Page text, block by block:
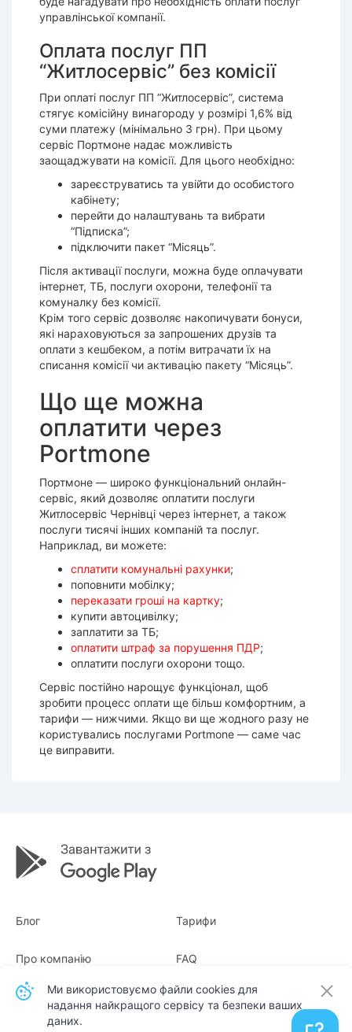
управлінської компанії.
Оплата послуг ПП
“Житлосервіс” без комісії
При оплаті послуг ПП “Житлосервіс”, система
стягує комісійну винагороду у розмірі 1,6% від
суми платежу (мінімально 3 грн). При цьому
сервіс Портмоне надає можливість
заощаджувати на комісії. Для цього необхідно:
зареєструватись та увійти до особистого
кабінету;
перейти до налаштувань та вибрати
“Підписка”;
підключити пакет “Місяць”.
Після активації послуги, можна буде оплачувати
інтернет, ТБ, послуги охорони, телефонії та
комуналку без комісії.
Крім того сервіс дозволяє накопичувати бонуси,
які нараховуються за запрошених друзів та
оплати з кешбеком, а потім витрачати їх на
списання комісії чи активацію пакету “Місяць”.
Що ще можна
оплатити через
Portmone
Портмоне — широко функціональний онлайн-
сервіс, який дозволяє оплатити послуги
Житлосервіс Чернівці через інтернет, а також
послуги тисячі інших компаній та послуг.
Наприклад, ви можете:
сплатити комунальні рахунки;
поповнити мобілку;
переказати гроші на картку;
купити автоцивілку;
заплатити за ТБ;
оплатити штраф за порушення ПДР;
оплатити послуги охорони тощо.
Сервіс постійно нарощує функціонал, щоб
зробити процесс оплати ще більш комфортним, а
тарифи — нижчими. Якщо ви ще жодного разу не
користувались послугами Portmone — саме час
це виправити.
Блог Тарифи
Про компанію
Квитанції
FAQ
Для бізнесу
Ми використовуємо файли cookies для
надання найкращого сервісу та безпеки ваших
даних.